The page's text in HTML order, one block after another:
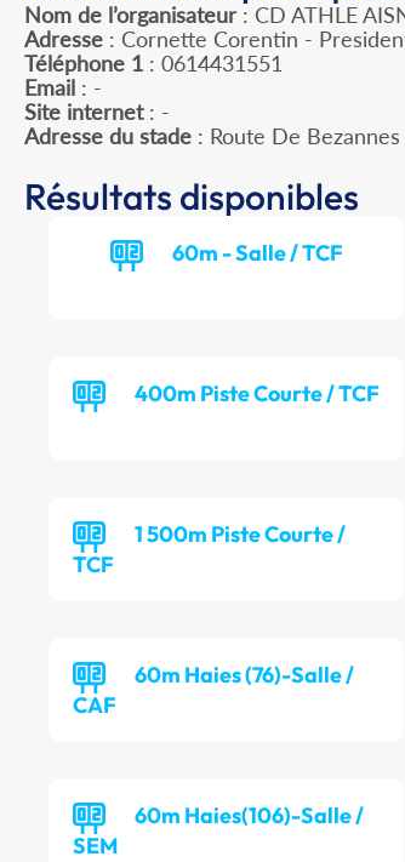
Nom de l’organisateur : CD ATHLE
Adresse : Cornette Corentin -
Téléphone 1 : 0614431551
Email : -
Site internet: -
Adresse du stade : Route De
Résultats disponibles
60m - Salle / TCF
400m Piste Courte / TCF
1 500m Piste Courte /
TCF
60m Haies (76)-Salle /
CAF
60m Haies(106)-Salle /
SEM